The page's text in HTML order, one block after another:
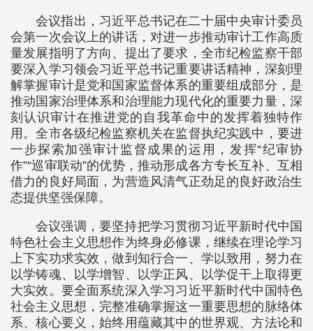
会议指出，习近平总书记在二十届中央审计委员
会第一次会议上的讲话，对进一步推动审计工作高质
量发展指明了方向、提出了要求，全市纪检监察干部
要深入学习领会习近平总书记重要讲话精神，深刻理
解掌握审计是党和国家监督体系的重要组成部分，是
推动国家治理体系和治理能力现代化的重要力量，深
刻认识审计在推进党的自我革命中的发挥着独特作
用。全市各级纪检监察机关在监督执纪实践中，要进
一步探索加强审计监督成果的运用，发挥“纪审协
作”“巡审联动”的优势，推动形成各方专长互补、互相
借力的良好局面，为营造风清气正劲足的良好政治生
态提供坚强保障。
会议强调，要坚持把学习贯彻习近平新时代中国
特色社会主义思想作为终身必修课，继续在理论学习
上下实功求实效，做到知行合一、学以致用，努力在
以学铸魂、以学增智、以学正风、以学促干上取得更
大实效。要全面系统深入学习习近平新时代中国特色
社会主义思想，完整准确掌握这一重要思想的脉络体
系、核心要义，始终用蕴藏其中的世界观、方法论和